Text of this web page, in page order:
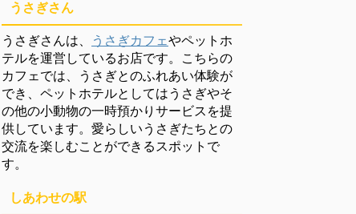
うさぎさん
うさぎさんは、 うさぎカフェやペットホ
テルを運営しているお店です。こちらの
カフェでは、うさぎとのふれあい体験が
でき、ペットホテルとしてはうさぎやそ
の他の小動物の一時預かりサービスを提
供しています。愛らしいうさぎたちとの
交流を楽しむことができるスポットで
す。
しあわせの駅